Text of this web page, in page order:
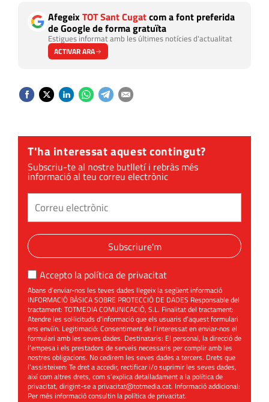
AfegeixTOT Sant Cugatcom a font preferida
de Google de forma gratuïta
Estigues informat amb les últimes notícies d'actualitat
ACTIVAR ARA
T'ha interessat aquest contingut?
Subscriu-te al nostre butlletí i rebràs més
informació al teu correu electrònic
Subscriure'm
Accepto la política de privacitat
Abans d’enviar-nos les teves dades llegeix la següent informació
INFORMACIÓ BÀSICA SOBRE PROTECCIÓ DE DADES Responsable del
tractament: TOTMEDIA COMUNICACIÓ, S.L. Finalitat del tractament:
Atendre les sol·licituds d’informació que els usuaris d’aquest formulari
ens enviïn. Legitimació: Consentiment de l’interessat en enviar-nos el
formulari amb les seves dades. Destinataris: El personal, la direcció de
l’empesa i els prestadors de serveis necessaris per complir amb les
nostres obligacions. No cedirem les seves dades a tercers. Drets que
l’assisteixen: Te dret a accedir, rectificar i/o suprimir les seves dades,
així com altres drets, com s’explica detalladament a la política de
privacitat, dirigint-se aprivacitat@totmedia.cat. Informació addicional:
Per més informació consultin lapolítica de privacitat.